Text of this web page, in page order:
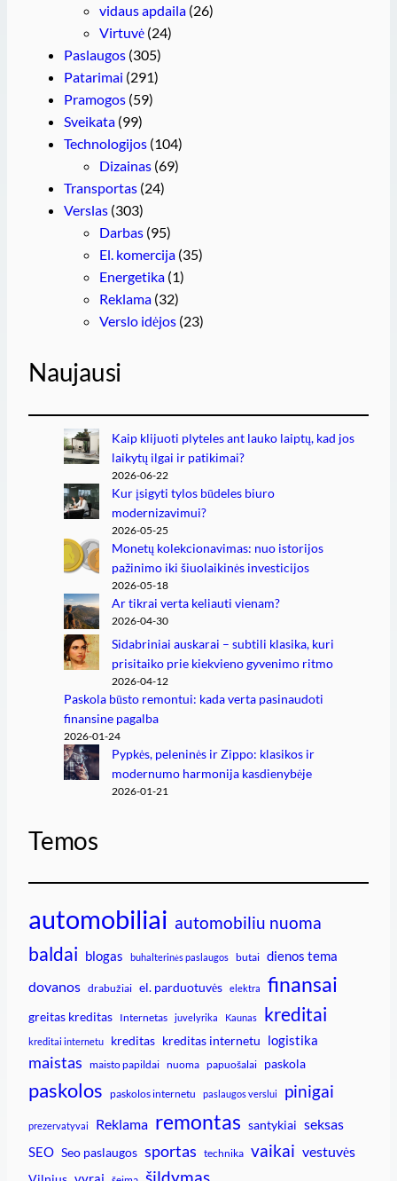
vidaus apdaila (26)
Virtuvė (24)
Paslaugos (305)
Patarimai (291)
Pramogos (59)
Sveikata (99)
Technologijos (104)
Dizainas (69)
Transportas (24)
Verslas (303)
Darbas (95)
El. komercija (35)
Energetika (1)
Reklama (32)
Verslo idėjos (23)
Naujausi
Kaip klijuoti plyteles ant lauko laiptų, kad jos
laikytų ilgai ir patikimai?
2026-06-22
Kur įsigyti tylos būdeles biuro
modernizavimui?
2026-05-25
Monetų kolekcionavimas: nuo istorijos
pažinimo iki šiuolaikinės investicijos
2026-05-18
Ar tikrai verta keliauti vienam?
2026-04-30
Sidabriniai auskarai – subtili klasika, kuri
prisitaiko prie kiekvieno gyvenimo ritmo
2026-04-12
Paskola būsto remontui: kada verta pasinaudoti
finansine pagalba
2026-01-24
Pypkės, peleninės ir Zippo: klasikos ir
modernumo harmonija kasdienybėje
2026-01-21
Temos
automobiliai automobiliu nuoma
baldai blogas buhalterinės paslaugos butai dienos tema
dovanos drabužiai el. parduotuvės elektra finansai
greitas kreditas Internetas juvelyrika Kaunas kreditai
kreditai internetu kreditas kreditas internetu logistika
maistas maisto papildai nuoma papuošalai paskola
paskolos paskolos internetu paslaugos verslui pinigai
prezervatyvai Reklama remontas santykiai seksas
SEO Seo paslaugos sportas technika vaikai vestuvės
šildymas